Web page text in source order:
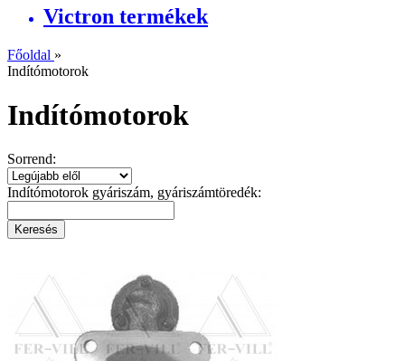
Victron termékek
Főoldal »
Indítómotorok
Indítómotorok
Sorrend:
Indítómotorok gyáriszám, gyáriszámtöredék: